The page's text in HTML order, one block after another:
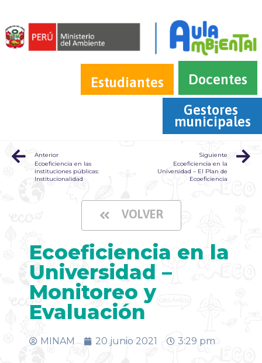
Estudiantes
Docentes
Gestores
municipales
Anterior
Ecoeficiencia en las
instituciones públicas:
Institucionalidad
Siguiente
Ecoeficiencia en la
Universidad – El Plan de
Ecoeficiencia
VOLVER
Ecoeficiencia en la
Universidad –
Monitoreo y
Evaluación
MINAM 20 junio 2021 3:29 pm